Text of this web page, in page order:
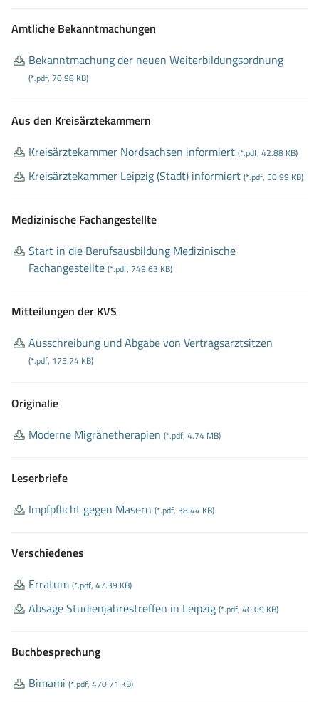
Amtliche Bekanntmachungen
Bekanntmachung der neuen Weiterbildungsordnung
(*.pdf, 70.98 KB)
Aus den Kreisärztekammern
Kreisärztekammer Nordsachsen informiert (*.pdf, 42.88 KB)
Kreisärztekammer Leipzig (Stadt) informiert (*.pdf, 50.99 KB)
Medizinische Fachangestellte
Start in die Berufsausbildung Medizinische
Fachangestellte (*.pdf, 749.63 KB)
Mitteilungen der KVS
Ausschreibung und Abgabe von Vertragsarztsitzen
(*.pdf, 175.74 KB)
Originalie
Moderne Migränetherapien (*.pdf, 4.74 MB)
Leserbriefe
Impfpflicht gegen Masern (*.pdf, 38.44 KB)
Verschiedenes
Erratum (*.pdf, 47.39 KB)
Absage Studienjahrestreffen in Leipzig (*.pdf, 40.09 KB)
Buchbesprechung
Bimami (*.pdf, 470.71 KB)